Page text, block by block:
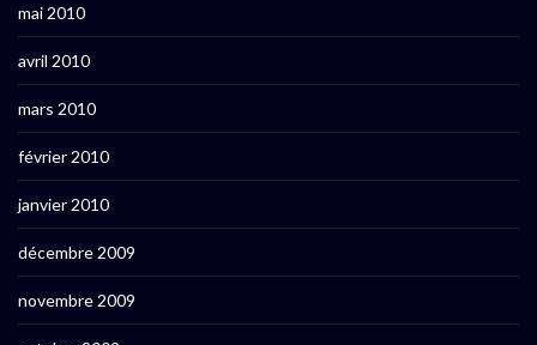
mai 2010
avril 2010
mars 2010
février 2010
janvier 2010
décembre 2009
novembre 2009